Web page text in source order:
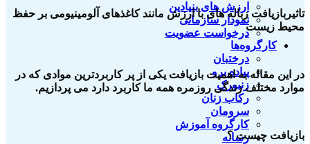
ارزش های بنیادین
نمودار سازمانی
درخواست عضویت
کارگروه‌ها
درختبان
پیاده برو
زنبورک
رکاب زنان
سرومان
کارگروه آموزش
رسانه
تاثیربازیافت زباله های با ارزش مانند کاغذهای آلومینیومی بر حفظ
محیط زیست
در این مقاله به اهمیت بازیافت یکی از پر کاربردترین موادی که در
موارد مختلف زندگی روزمره همه ما کاربرد دارد می پردازیم.
بازیافت چیست ؟